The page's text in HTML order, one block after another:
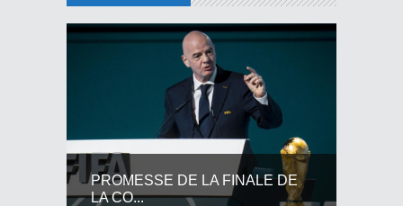
PROMESSE DE LA FINALE DE
LA CO...